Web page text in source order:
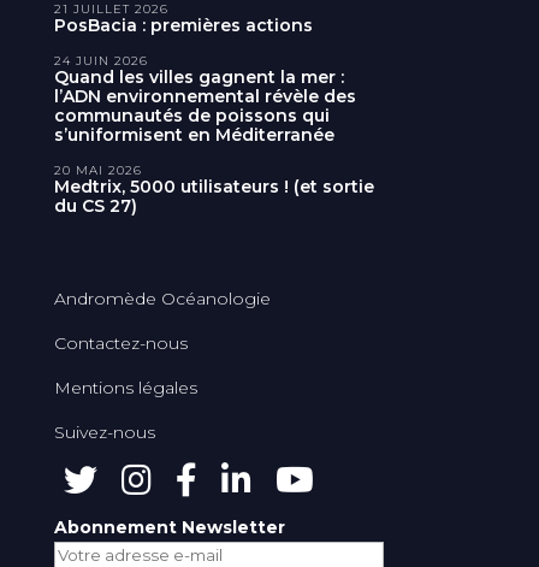
PosBacia : premières actions
21 JUILLET 2026
Quand les villes gagnent la mer :
l’ADN environnemental révèle des
communautés de poissons qui
s’uniformisent en Méditerranée
24 JUIN 2026
Medtrix, 5000 utilisateurs ! (et sortie
du CS 27)
20 MAI 2026
Andromède Océanologie
Contactez-nous
Mentions légales
Suivez-nous
Abonnement Newsletter